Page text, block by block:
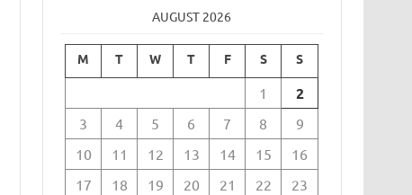
AUGUST 2026
M T W T F S S
1 2
3 4 5 6 7 8
9
10
11 12 13 14 15
16
17
18 19 20 21 22
23